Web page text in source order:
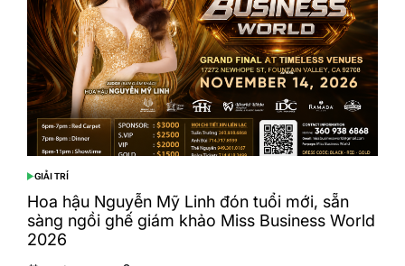
POSTED
IN
GIẢI TRÍ
Hoa hậu Nguyễn Mỹ Linh đón tuổi mới, sẵn
sàng ngồi ghế giám khảo Miss Business World
2026